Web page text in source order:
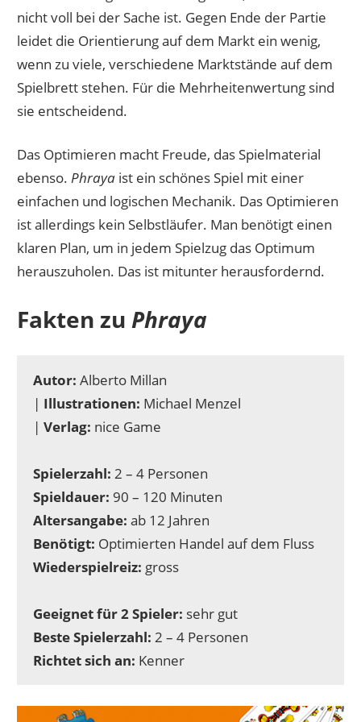
nicht voll bei der Sache ist. Gegen Ende der Partie
leidet die Orientierung auf dem Markt ein wenig,
wenn zu viele, verschiedene Marktstände auf dem
Spielbrett stehen. Für die Mehrheitenwertung sind
sie entscheidend.
Das Optimieren macht Freude, das Spielmaterial
ebenso.Phraya ist ein schönes Spiel mit einer
einfachen und logischen Mechanik. Das Optimieren
ist allerdings kein Selbstläufer. Man benötigt einen
klaren Plan, um in jedem Spielzug das Optimum
herauszuholen. Das ist mitunter herausfordernd.
Fakten zu Phraya
Autor: Alberto Millan
| Illustrationen: Michael Menzel
|Verlag: nice Game
Spielerzahl: 2 – 4 Personen
Spieldauer: 90 – 120 Minuten
Altersangabe: ab 12 Jahren
Benötigt: Optimierten Handel auf dem Fluss
Wiederspielreiz: gross
Geeignet für 2 Spieler: sehr gut
Beste Spielerzahl: 2 – 4 Personen
Richtet sich an: Kenner